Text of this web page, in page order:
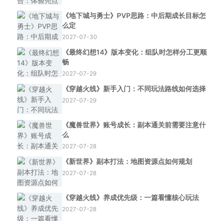
《地下城与勇士》PVP思路：中后期成长目标怎
么定
2027-07-30
《最终幻想14》版本变化：组队时怎样分工更顺
畅
2027-07-29
《穿越火线》新手入门：不同玩法路线如何选择
2027-07-29
《魔兽世界》账号成长：副本通关前需要注意什
么
2027-07-28
《新世界》副本打法：地图资源点如何规划
2027-07-28
《穿越火线》养成优先级：一篇看懂核心玩法
2027-07-28